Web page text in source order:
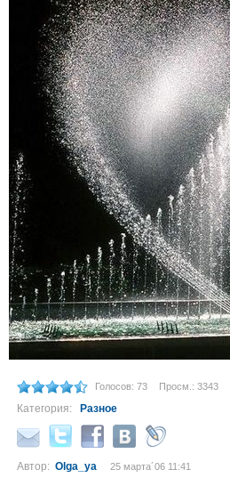
Голосов: 73 Просм.: 3343
Категория: Разное
Автор: Olga_ya 25 марта´06 11:41